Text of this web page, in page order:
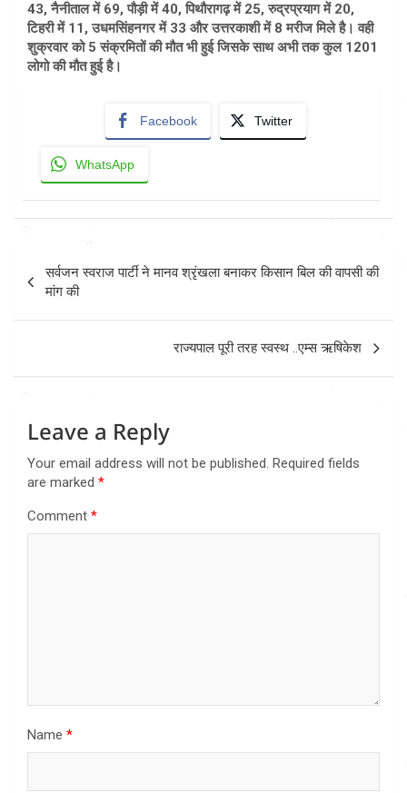
43, नैनीताल में 69, पौड़ी में 40, पिथौरागढ़ में 25, रुद्रप्रयाग में 20,
टिहरी में 11, उधमसिंहनगर में 33 और उत्तरकाशी में 8 मरीज मिले है। वही
शुक्रवार को 5 संक्रमितों की मौत भी हुई जिसके साथ अभी तक कुल 1201
लोगो की मौत हुई है।
Facebook Twitter
WhatsApp
Post
navigation
सर्वजन स्वराज पार्टी ने मानव श्रृंखला बनाकर किसान बिल की वापसी की
मांग की
राज्यपाल पूरी तरह स्वस्थ ..एम्स ऋषिकेश
Leave a Reply
Your email address will not be published. Required fields
are marked *
Comment *
Name *